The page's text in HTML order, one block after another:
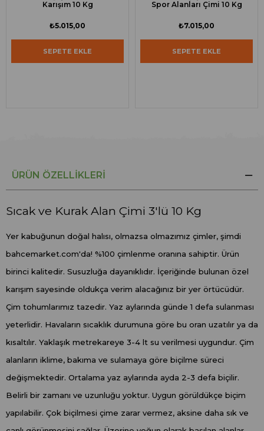
Karışım 10 Kg
₺5.015,00
SEPETE EKLE
Spor Alanları Çimi 10 Kg
₺7.015,00
SEPETE EKLE
ÜRÜN ÖZELLIKLERI
Sıcak ve Kurak Alan Çimi 3'lü 10 Kg
Yer kabuğunun doğal halısı, olmazsa olmazımız çimler, şimdi
bahcemarket.com'da! %100 çimlenme oranına sahiptir. Ürün
birinci kalitedir. Susuzluğa dayanıklıdır. İçeriğinde bulunan özel
karışım sayesinde oldukça verim alacağınız bir yer örtücüdür.
Çim tohumlarımız tazedir. Yaz aylarında günde 1 defa sulanması
yeterlidir. Havaların sıcaklık durumuna göre bu oran uzatılır ya da
kısaltılır. Yaklaşık metrekareye 3-4 lt su verilmesi uygundur. Çim
alanların iklime, bakıma ve sulamaya göre biçilme süreci
değişmektedir. Ortalama yaz aylarında ayda 2-3 defa biçilir.
Belirli bir zamanı ve uzunluğu yoktur. Uygun görüldükçe biçim
yapılabilir. Çok biçilmesi çime zarar vermez, aksine daha sık ve